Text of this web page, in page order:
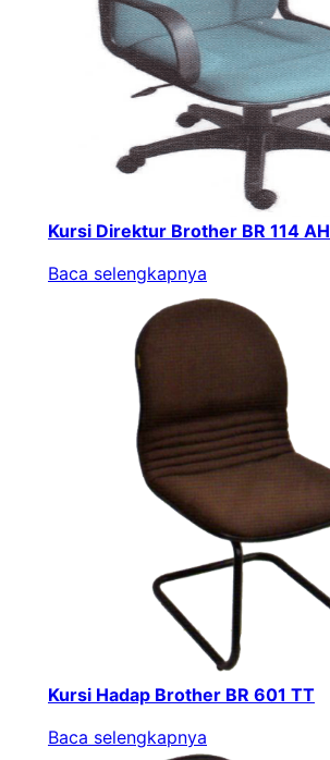
Kursi Direktur Brother BR 114 AH
Baca selengkapnya
Kursi Hadap Brother BR 601 TT
Baca selengkapnya